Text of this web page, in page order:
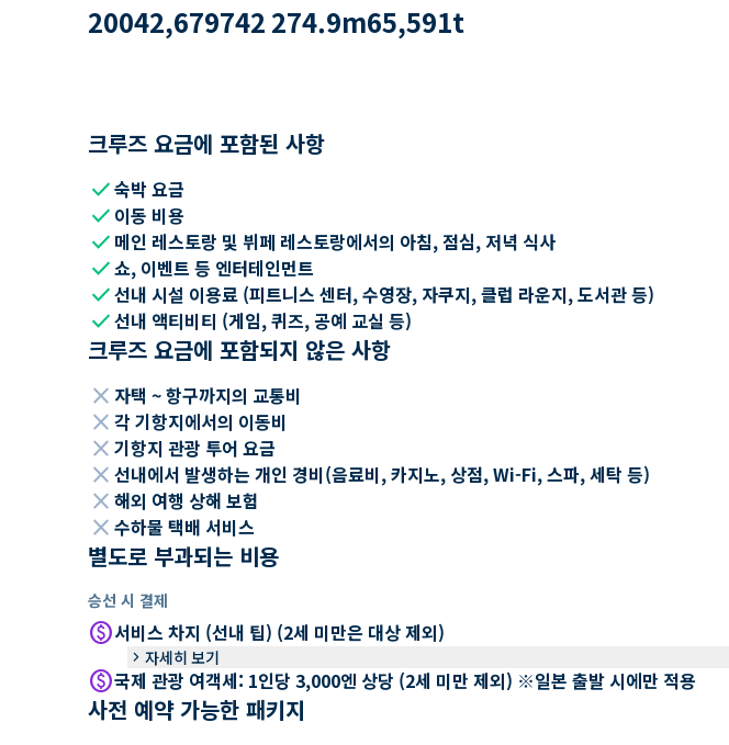
20042,679742 274.9m65,591t
크루즈 요금에 포함된 사항
check숙박 요금
check 이동 비용
check 메인 레스토랑 및 뷔페 레스토랑에서의 아침, 점심, 저녁 식사
check쇼, 이벤트 등 엔터테인먼트
check선내 시설 이용료 (피트니스 센터, 수영장, 자쿠지, 클럽 라운지, 도서관 등)
check선내 액티비티 (게임, 퀴즈, 공예 교실 등)
크루즈 요금에 포함되지 않은 사항
close 자택 ~ 항구까지의 교통비
close 각 기항지에서의 이동비
close 기항지 관광 투어 요금
close 선내에서 발생하는 개인 경비(음료비, 카지노, 상점, Wi-Fi, 스파, 세탁 등)
close 해외 여행 상해 보험
close 수하물 택배 서비스
별도로 부과되는 비용
승선 시 결제
paid서비스 차지 (선내 팁) (2세 미만은 대상 제외)
keyboard_arrow_right 자세히 보기
paid국제 관광 여객세: 1인당 3,000엔 상당 (2세 미만 제외) ※일본 출발 시에만 적용
사전 예약 가능한 패키지